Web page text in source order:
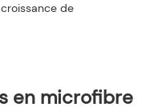
de
en microfibre